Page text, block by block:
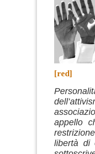
[red]
appello
libertà di